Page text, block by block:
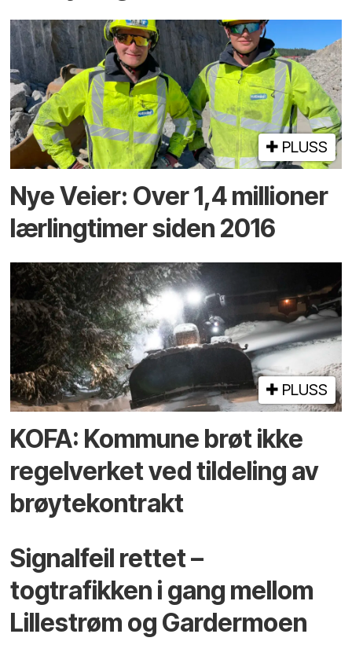
PLUSS
Nye Veier: Over 1,4 millioner
lærlingtimer siden 2016
PLUSS
KOFA: Kommune brøt ikke
regelverket ved tildeling av
brøytekontrakt
Signalfeil rettet –
togtrafikken i gang mellom
Lillestrøm og Gardermoen